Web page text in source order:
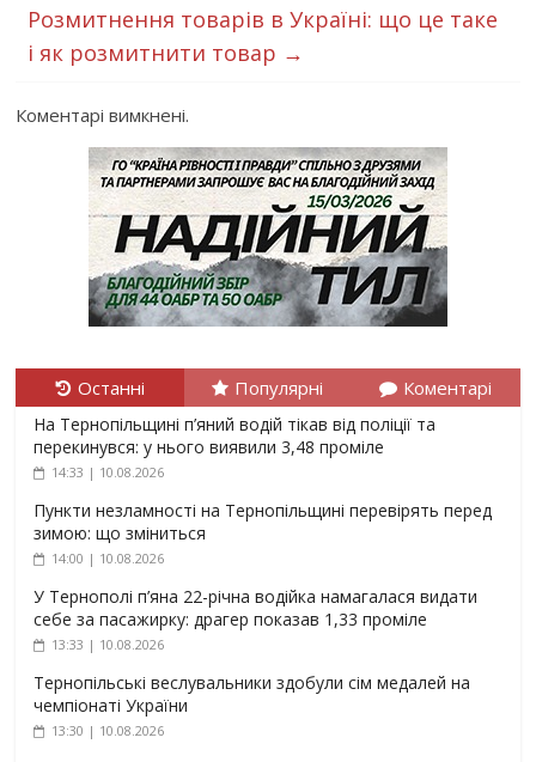
Розмитнення товарів в Україні: що це таке
і як розмитнити товар →
Коментарі вимкнені.
Останні Популярні Коментарі
На Тернопільщині п’яний водій тікав від поліції та
перекинувся: у нього виявили 3,48 проміле
14:33 | 10.08.2026
Пункти незламності на Тернопільщині перевірять перед
зимою: що зміниться
14:00 | 10.08.2026
У Тернополі п’яна 22-річна водійка намагалася видати
себе за пасажирку: драгер показав 1,33 проміле
13:33 | 10.08.2026
Тернопільські веслувальники здобули сім медалей на
чемпіонаті України
13:30 | 10.08.2026